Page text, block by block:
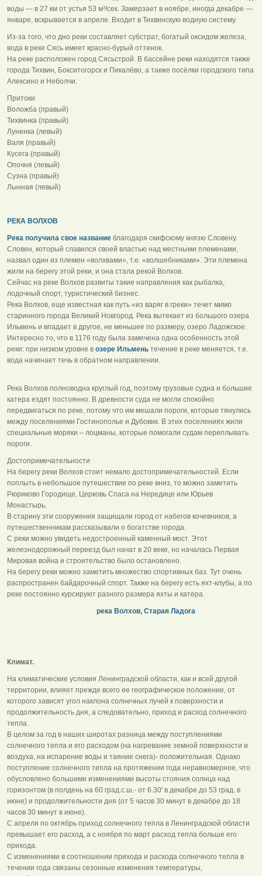
воды — в 27 км от устья 53 м³/сек. Замерзает в ноябре, иногда декабре —
январе, вскрывается в апреле. Входит в Тихвинскую водную систему.
Из-за того, что дно реки составляет субстрат, богатый оксидом железа,
вода в реке Сясь имеет красно-бурый оттенок.
На реке расположен город Сясьстрой. В бассейне реки находятся также
города Тихвин, Бокситогорск и Пикалёво, а также посёлки городского типа
Алексино и Неболчи.
Притоки
Воложба (правый)
Тихвинка (правый)
Луненка (левый)
Валя (правый)
Кусега (правый)
Опочня (левый)
Сузна (правый)
Лынная (левый)
РЕКА ВОЛХОВ
Река получила свое название благодаря скифскому князю Словену.
Словен, который славился своей властью над местными племенами,
назвал один из племен «волхвами», т.е. «волшебниками». Эти племена
жили на берегу этой реки, и она стала рекой Волхов.
Сейчас на реке Волхов развиты такие направления как рыбалка,
лодочный спорт, туристический бизнес.
Река Волхов, еще известная как путь «из варяг в греки» течет мимо
старинного города Великий Новгород. Река вытекает из большого озера
Ильмень и впадает в другое, не меньшее по размеру, озеро Ладожское.
Интересно то, что в 1176 году была замечена одна особенность этой
реки: при низком уровне в озере Ильмень течение в реке меняется, т.е.
вода начинает течь в обратном направлении.
Река Волхов полноводна круглый год, поэтому грузовые судна и большие
катера ездят постоянно. В древности суда не могли спокойно
передвигаться по реке, потому что им мешали пороги, которые тянулись
между поселениями Гостинополье и Дубовик. В этих поселениях жили
специальные моряки – лоцманы, которые помогали судам переплывать
пороги.
Достопримечательности
На берегу реки Волхов стоит немало достопримечательностей. Если
поплыть в небольшое путешествие по реке вниз, то можно заметить
Рюриково Городище, Церковь Спаса на Нередице или Юрьев
Монастырь.
В старину эти сооружения защищали город от набегов кочевников, а
путешественникам рассказывали о богатстве города.
С реки можно увидеть недостроенный каменный мост. Этот
железнодорожный переезд был начат в 20 веке, но началась Первая
Мировая война и строительство было остановлено.
На берегу реки можно заметить множество спортивных баз. Тут очень
распространен байдарочный спорт. Также на берегу есть яхт-клубы, а по
реке постоянно курсируют разного размера яхты и катера.
река Волхов, Старая Ладога
Климат.
На климатические условия Ленинградской области, как и всей другой
территории, влияет прежде всего ее географическое положение, от
которого зависят угол наклона солнечных лучей к поверхности и
продолжительность дня, а следовательно, приход и расход солнечного
тепла.
В целом за год в наших широтах разница между поступлениями
солнечного тепла и его расходом (на нагревание земной поверхности и
воздуха, на испарение воды и таяние снега)- положительная. Однако
поступление солнечного тепла на протяжении года неравномерное, что
обусловлено большими изменениями высоты стояния солнца над
горизонтом (в полдень на 60 град.с.ш.- от 6.30' в декабре до 53 град. в
июне) и продолжительности дня (от 5 часов 30 минут в декабре до 18
часов 30 минут в июне).
С апреля по октябрь приход солнечного тепла в Ленинградской области
превышает его расход, а с ноября по март расход тепла больше его
прихода.
С изменениями в соотношении прихода и расхода солнечного тепла в
течении года связаны сезонные изменения температуры,